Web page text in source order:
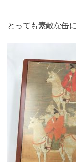
とっても素敵な缶